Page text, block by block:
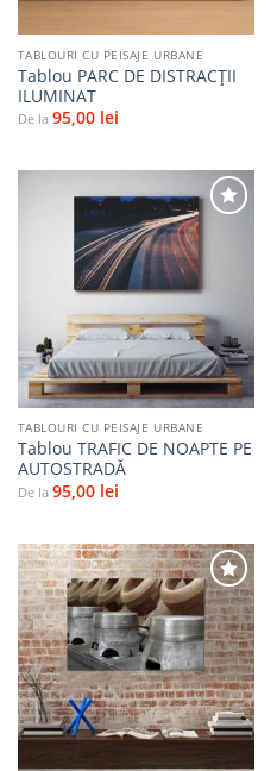
TABLOURI CU PEISAJE URBANE
Tablou PARC DE DISTRACȚII
ILUMINAT
De la 95,00 lei
Adaugă
TABLOURI CU PEISAJE URBANE
Tablou TRAFIC DE NOAPTE PE
AUTOSTRADĂ
De la 95,00 lei
Adaugă
la
favorite